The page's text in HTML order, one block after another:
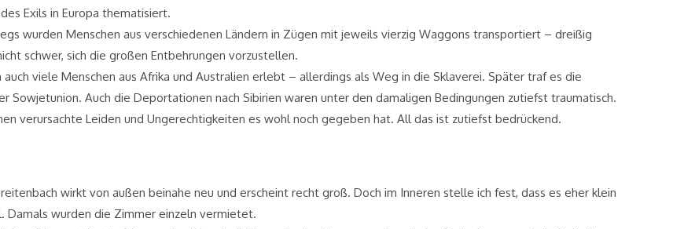
Exils in Europa thematisiert.
wurden Menschen aus verschiedenen Ländern in Zügen mit jeweils vierzig Waggons transportiert – dreißig
schwer, sich die großen Entbehrungen vorzustellen.
viele Menschen aus Afrika und Australien erlebt – allerdings als Weg in die Sklaverei. Später traf es die
Sowjetunion. Auch die Deportationen nach Sibirien waren unter den damaligen Bedingungen zutiefst traumatisch.
verursachte Leiden und Ungerechtigkeiten es wohl noch gegeben hat. All das ist zutiefst bedrückend.
wirkt von außen beinahe neu und erscheint recht groß. Doch im Inneren stelle ich fest, dass es eher klein
Damals wurden die Zimmer einzeln vermietet.